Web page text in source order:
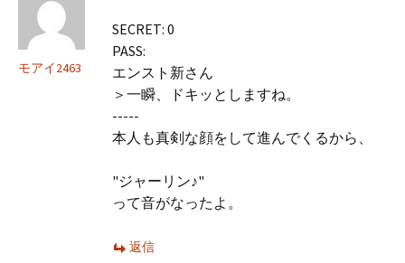
モアイ2463
SECRET: 0
PASS:
エンスト新さん
＞一瞬、ドキッとしますね。
-----
本人も真剣な顔をして進んでくるから、
"ジャーリン♪"
って音がなったよ。
返信